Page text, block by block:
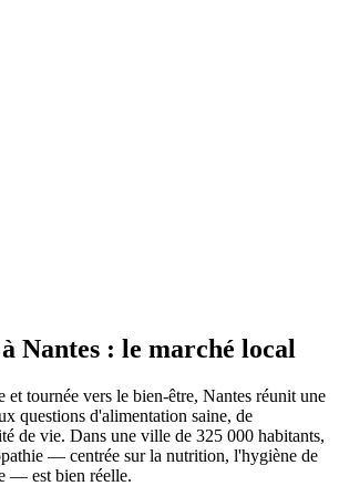
à Nantes : le marché local
tournée vers le bien-être, Nantes réunit une
questions d'alimentation saine, de
de vie. Dans une ville de 325 000 habitants,
— centrée sur la nutrition, l'hygiène de
— est bien réelle.